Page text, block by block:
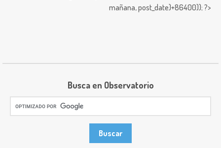
mañana,post_date)+86400)); ?>
Busca en Observatorio